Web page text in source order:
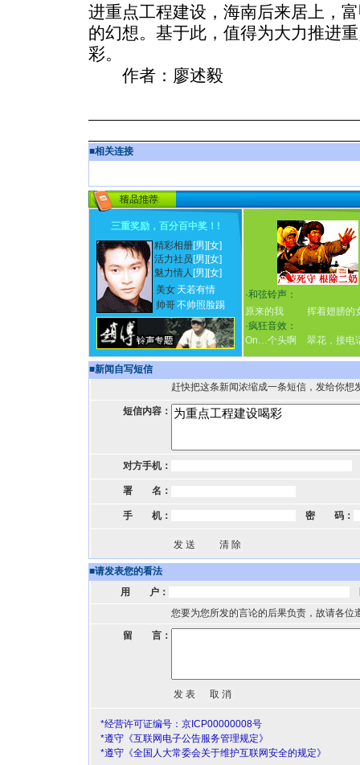
进重点工程建设，海南后来居上，
的幻想。基于此，值得为大力推进
彩。
作者：廖述毅
■相关连接
三重奖励，百分百中奖！ !
精彩相册[男] [女]
活力社员 [男] [女]
魅力情人 [男] [女]
美女 天若有情
帅哥不帅照脸踢
·和弦铃声：
原来的我
挥着翅膀的
·疯狂音效：
On…个头啊
翠花，接
■新闻自写短信
赶快把这条新闻浓缩成一条短信，发给你想
短信内容：
对方手机：
署 名：
手 机： 密 码：
■请发表您的看法
用 户：
您要为您所发的言论的后果负责，故请各位
留 言：
*经营许可证编号：京ICP00000008号
*遵守《互联网电子公告服务管理规定》
*遵守《全国人大常委会关于维护互联网安全的规定》